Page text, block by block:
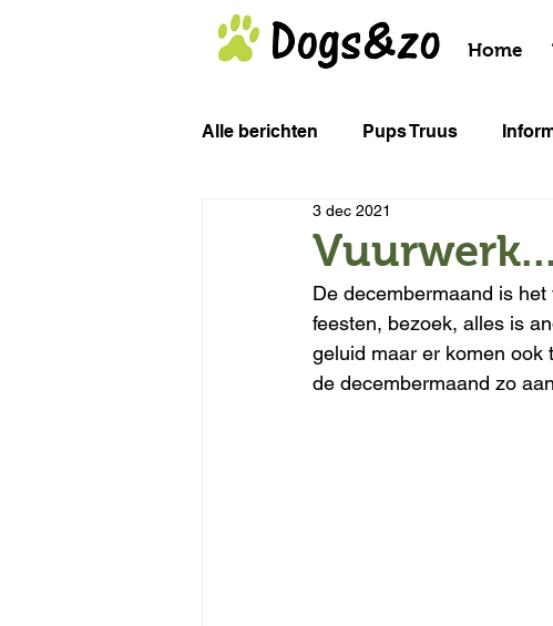
Home
Alle berichten Pups Truus
Het (on)bekende gevaar van...
Vuurwerk...
3 dec 2021
De decembermaand is
feesten, bezoek, alles is
geluid maar er komen ook
de decembermaand zo